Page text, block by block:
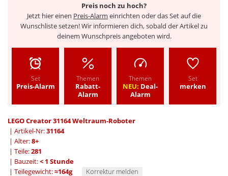
Preis noch zu hoch?
Jetzt hier einen Preis-Alarm einrichten oder das Set auf die
Wunschliste setzen! Wir informieren dich, sobald der Artikel zu
deinem Wunschpreis angeboten wird.
Set
Preis-Alarm
Themen
Rabatt-
Alarm
Themen
NEU: Deal-
Alarm
Set
merken
LEGO Creator 31164 Weltraum-Roboter
| Artikel-Nr:31164
| Alter:8+
| Teile:281
| Bauzeit:< 1 Stunde
| Teilegewicht:≈164g
Korrektur melden